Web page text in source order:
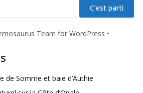
Team for WordPress •
de Somme et baie d’Authie